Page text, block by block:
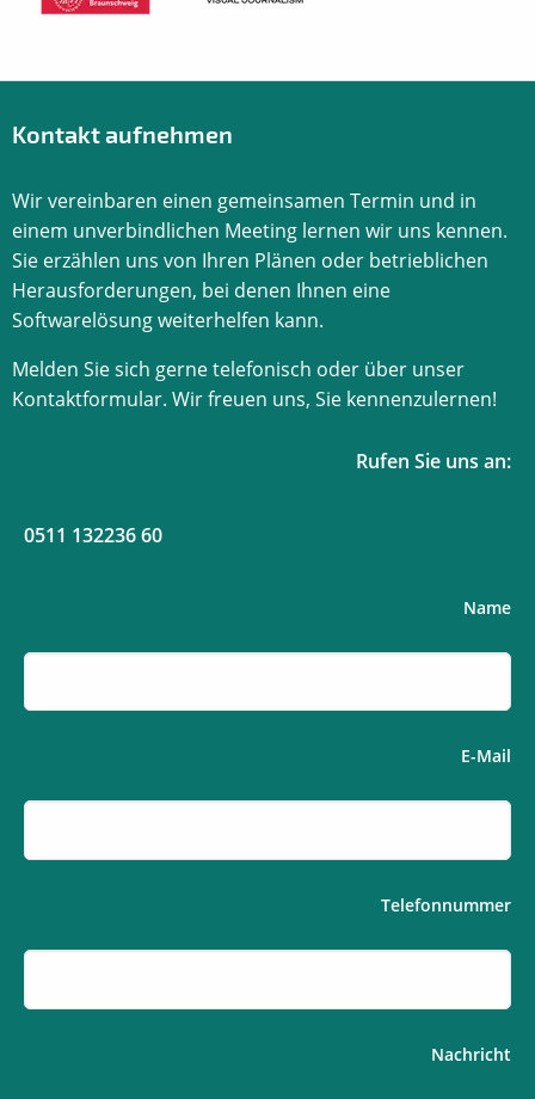
Kontakt aufnehmen
Wir vereinbaren einen gemeinsamen Termin und in
einem unverbindlichen Meeting lernen wir uns kennen.
Sie erzählen uns von Ihren Plänen oder betrieblichen
Herausforderungen, bei denen Ihnen eine
Softwarelösung weiterhelfen kann.
Melden Sie sich gerne telefonisch oder über unser
Kontaktformular. Wir freuen uns, Sie kennenzulernen!
Rufen Sie uns an:
0511 132236 60
Name
E-Mail
Telefonnummer
Nachricht